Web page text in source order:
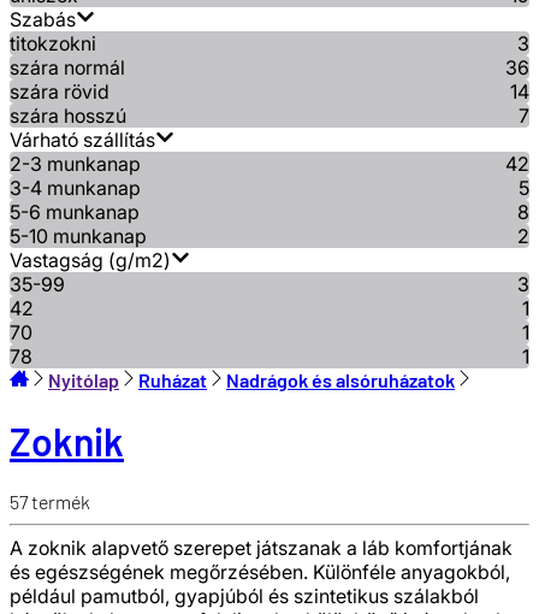
Szabás
titokzokni
3
szára normál
36
szára rövid
14
szára hosszú
7
Várható szállítás
2-3 munkanap
42
3-4 munkanap
5
5-6 munkanap
8
5-10 munkanap
2
Vastagság (g/m2)
35-99
3
42
1
70
1
78
1
Nyitólap Ruházat Nadrágok és alsóruházatok
Zoknik
57termék
A zoknik alapvető szerepet játszanak a láb komfortjának
és egészségének megőrzésében. Különféle anyagokból,
például pamutból, gyapjúból és szintetikus szálakból